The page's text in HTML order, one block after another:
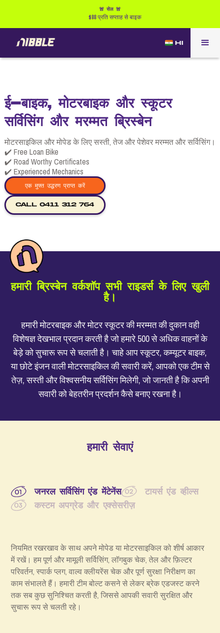
🚨 सेल 🚨
$88 प्रति सप्ताह से बाइक
HI
ई-बाइक, मोटरबाइक और स्कूटर
सर्विसिंग और मरम्मत ब्रिस्बेन
मोटरसाइकिल और मोपेड के लिए सस्ती, तेज और पेशेवर मरम्मत और सर्विसिंग।
✔️ Free Loan Bike
✔️ Road Worthy Certificates
✔️ Experienced Mechanics
एक मुफ्त उद्धरण प्राप्त करें
CALL 0411 312 764
हमारी ब्रिस्बेन वर्कशॉप सभी राइडर्स के लिए खुली
है।
हमारी मोटरबाइक और मोटर स्कूटर की मरम्मत की दुकान वही
विशेषज्ञ देखभाल प्रदान करती है जो हमारे 500 से अधिक वाहनों के
बेड़े को सुचारू रूप से चलाती है। चाहे आप स्कूटर, कम्यूटर बाइक,
या छोटे इंजन वाली मोटरसाइकिल की सवारी करें, आपको एक टीम से
तेज़, सस्ती और विश्वसनीय सर्विसिंग मिलेगी, जो जानती है कि अपनी
सवारी को बेहतरीन प्रदर्शन कैसे बनाए रखना है।
हमारी सेवाएं
जनरल सर्विसिंग एंड मेंटेनेंस
टायर्स एंड व्हील्स
कस्टम अपग्रेड और एक्सेसरीज़
नियमित रखरखाव के साथ अपने मोपेड या मोटरसाइकिल को शीर्ष आकार
में रखें। हम पूर्ण और मामूली सर्विसिंग, लॉगबुक चेक, तेल और फ़िल्टर
परिवर्तन, स्पार्क प्लग, वाल्व क्लीयरेंस चेक और पूर्ण सुरक्षा निरीक्षण का
काम संभालते हैं। हमारी टीम बोल्ट कसने से लेकर ब्रेक एडजस्ट करने
तक सब कुछ सुनिश्चित करती है, जिससे आपकी सवारी सुरक्षित और
सुचारू रूप से चलती रहे।